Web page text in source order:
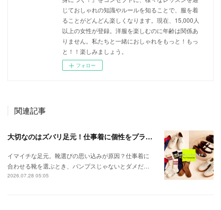
じておしゃれの知識やルールを知ることで、服を着
ることがどんどん楽しくなります。現在、15,000人
以上の女性が登録。洋服を楽しむのに年齢は関係あ
りません。私たちと一緒におしゃれをもっと！もっ
と！！楽しみましょう。
フォロー
関連記事
大切なのはズバリ足元！仕事着に個性をプラスしよう
イマイチな足元。靴選びの思い込みが原因？仕事着に
合わせる靴を選ぶとき、パンプスじゃないとダメだ…
2026.07.28 05:05